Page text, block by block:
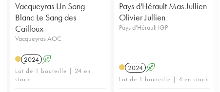
Vacqueyras Un Sang
Blanc Le Sang des
Cailloux
Vacqueyras AOC
2024 A
Lot de 1 bouteille | 24 en
stock
Pays d'Hérault Mas Jullien
Olivier Jullien
Pays d'Hérault IGP
2024 A
Lot de 1 bouteille | 4 en stock